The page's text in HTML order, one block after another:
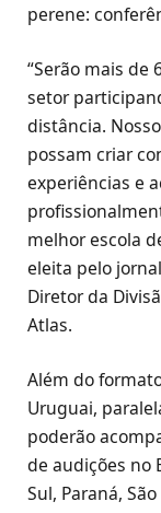
perene:
“Serão mais de
setor
distância.
possam criar
experiências e
melhor escola
eleita pelo
Diretor da
Atlas.
Além do
Uruguai,
poderão
de audições no
Sul, Paraná,